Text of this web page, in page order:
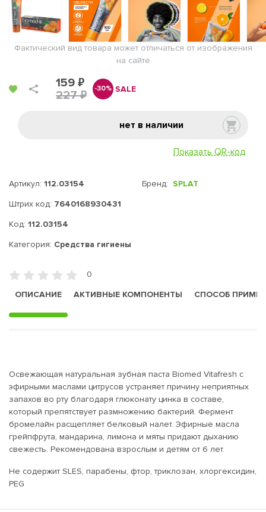
Фактический вид товара может отличаться от изображения
на сайте
159 ₽
227 ₽
-30% SALE
нет в наличии
Показать QR-код
Артикул: 112.03154
Штрих код: 7640168930431
Код: 112.03154
Бренд: SPLAT
Категория: Средства гигиены
0
ОПИСАНИЕ
АКТИВНЫЕ КОМПОНЕНТЫ СПОСОБ
Освежающая натуральная зубная паста Biomed Vitafresh с
эфирными маслами цитрусов устраняет причину неприятных
запахов во рту благодаря глюконату цинка в составе,
который препятствует размножению бактерий. Фермент
бромелайн расщепляет белковый налет. Эфирные масла
грейпфрута, мандарина, лимона и мяты придают дыханию
свежесть. Рекомендована взрослым и детям от 6 лет.
Не содержит SLES, парабены, фтор, триклозан, хлоргексидин,
PEG